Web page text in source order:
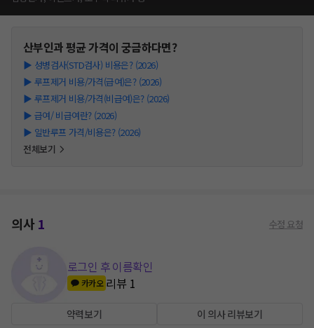
산부인과평균 가격이 궁금하다면?
▶ 성병검사(STD검사) 비용은? (2026)
▶ 루프제거 비용/가격(급여)은? (2026)
▶ 루프제거 비용/가격(비급여)은? (2026)
▶ 급여/ 비급여란? (2026)
▶ 일반루프 가격/비용은? (2026)
전체보기
의사1 수정 요청
로그인 후 이름확인
카카오 리뷰 1
약력보기 이 의사 리뷰보기